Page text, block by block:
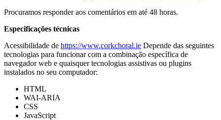
Procuramos responder aos comentários em até 48 horas.
Especificações técnicas
Acessibilidade de https://www.corkchoral.ie Depende das seguintes
tecnologias para funcionar com a combinação específica de
navegador web e quaisquer tecnologias assistivas ou plugins
instalados no seu computador:
HTML
WAI-ARIA
CSS
JavaScript